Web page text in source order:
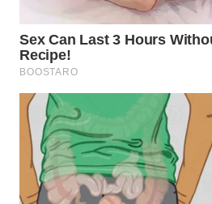
WN
BOGOR
DEPOK
WN
TAPANULI
UTARA